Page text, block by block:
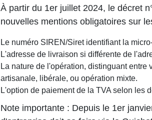
À partir du 1er juillet 2024, le décret
nouvelles mentions obligatoires sur
Le numéro SIREN/Siret identifiant la
L'adresse de livraison si différente de
La nature de l'opération, distinguant
artisanale, libérale, ou opération mixte.
L'option de paiement de la TVA selon les
Note importante : Depuis le 1er